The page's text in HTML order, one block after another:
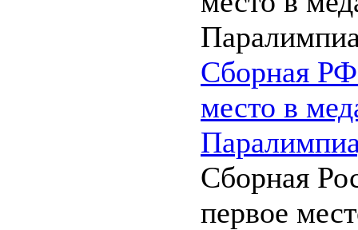
Сборная РФ
место в
Сборная
первое